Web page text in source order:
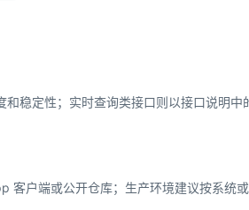
稳定性；实时查询类接口则以接口说明中
客户端或公开仓库；生产环境建议按系统